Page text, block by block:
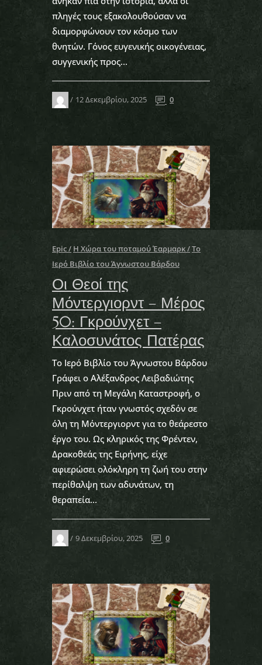
πληγές τους εξακολουθούσαν να
διαμορφώνουν τον κόσμο των
θνητών. Γόνος ευγενικής οικογένειας,
συγγενικής προς...
12 Δεκεμβρίου, 2025 0
Epic Η Χώρα του ποταμού Έαρμαρκ
Το
Ιερό Βιβλίο του Άγνωστου Βάρδου
Οι Θεοί της
Μόντεργιορντ – Μέρος
50: Γκρούνχετ –
Καλοσυνάτος Πατέρας
Το Ιερό Βιβλίο του Άγνωστου Βάρδου
Γράφει ο Αλέξανδρος Λειβαδιώτης
Πριν από τη Μεγάλη Καταστροφή, ο
Γκρούνχετ ήταν γνωστός σχεδόν σε
όλη τη Μόντεργιορντ για το θεάρεστο
έργο του. Ως κληρικός της Φρέντεν,
Δρακοθεάς της Ειρήνης, είχε
αφιερώσει ολόκληρη τη ζωή του στην
περίθαλψη των αδυνάτων, τη
θεραπεία...
9 Δεκεμβρίου, 2025 0